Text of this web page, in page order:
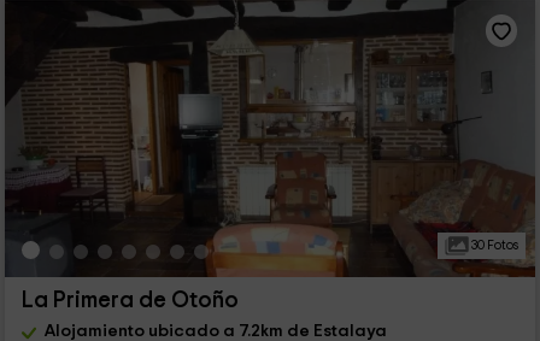
30 Fotos
La Primera de Otoño
Alojamiento ubicado a 7.2km de Estalaya